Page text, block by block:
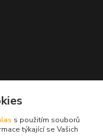
s použitím souborů
týkající se Vašich